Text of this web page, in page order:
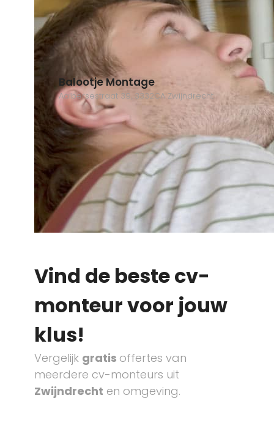
Balootje Montage
Aalbersestraat 39, 3332CA Zwijndrecht
Vind de beste cv-
monteur voor jouw
klus!
Vergelijk gratis offertes van
meerdere cv-monteurs uit
Zwijndrecht en omgeving.